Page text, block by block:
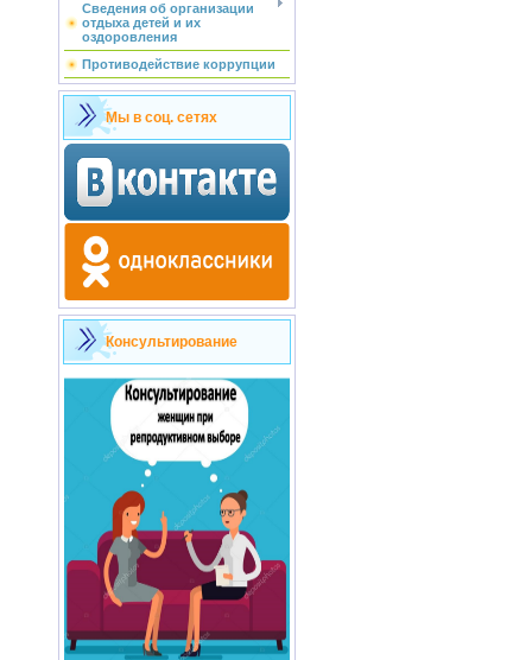
Сведения об организации
отдыха детей и их
оздоровления
Противодействие коррупции
Мы в соц. сетях
Консультирование